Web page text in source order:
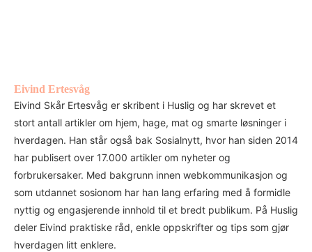
Eivind Ertesvåg
Eivind Skår Ertesvåg er skribent i Huslig og har skrevet et
stort antall artikler om hjem, hage, mat og smarte løsninger i
hverdagen. Han står også bak Sosialnytt, hvor han siden 2014
har publisert over 17.000 artikler om nyheter og
forbrukersaker. Med bakgrunn innen webkommunikasjon og
som utdannet sosionom har han lang erfaring med å formidle
nyttig og engasjerende innhold til et bredt publikum. På Huslig
deler Eivind praktiske råd, enkle oppskrifter og tips som gjør
hverdagen litt enklere.